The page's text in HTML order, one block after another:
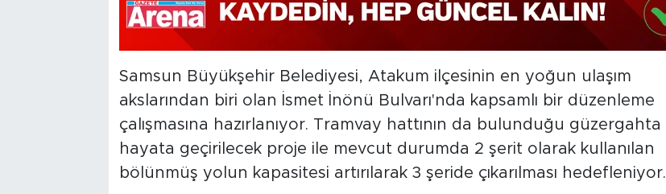
Samsun Büyükşehir Belediyesi, Atakum ilçesinin en yoğun ulaşım
akslarından biri olan İsmet İnönü Bulvarı'nda kapsamlı bir düzenleme
çalışmasına hazırlanıyor. Tramvay hattının da bulunduğu güzergahta
hayata geçirilecek proje ile mevcut durumda 2 şerit olarak kullanılan
bölünmüş yolun kapasitesi artırılarak 3 şeride çıkarılması hedefleniyor.